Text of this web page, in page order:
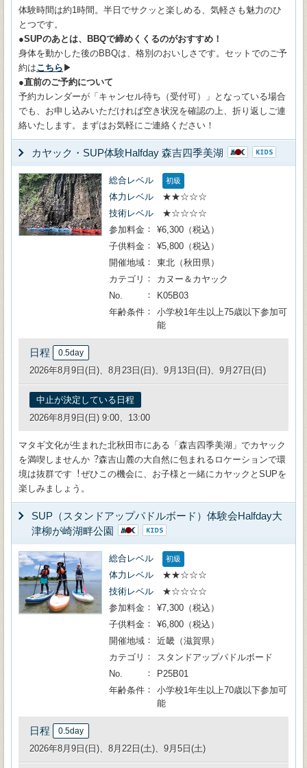
体験時間は約1時間。半日でサクッと楽しめる、気軽さも魅力のひ
とつです。
●SUPのあとは、BBQで締めくくるのがおすすめ！
身体を動かした後のBBQは、格別のおいしさです。セットでのご予
約はこちら ▶
●直前のご予約について
予約カレンダーが「キャンセル待ち（受付可）」となっている場合
でも、お申し込みいただければ空き状況を確認の上、折り返しご連
絡いたします。まずはお気軽にご連絡ください！
カヤック・SUP体験Halfday 森吉四季美湖
総合レベル 初級
体力レベル
★★☆☆☆
技術レベル
★☆☆☆☆
参加料金
¥6,300（税込）
子供料金
¥5,800（税込）
開催地域
東北（秋田県）
カテゴリ
カヌー＆カヤック
No.
K05B03
年齢条件
小学校1年生以上75歳以下参加可
能
日程 0.5day
2026年8月9日(日)、8月23日(日)、9月13日(日)、9月27日(日)
中止が決定している日程
2026年8月9日(日) 9:00、13:00
マタギ⽂化が⽣まれた北秋⽥市にある「森吉四季美湖」でカヤック
を満喫しませんか︖森吉⼭麓の⼤⾃然に包まれるロケーションで環
境は抜群です︕ぜひこの機会に、お⼦様と⼀緒にカヤックとSUPを
楽しみましょう。
SUP（スタンドアップパドルボード）体験会Halfday大
津柳が崎湖畔公園
総合レベル 初級
体力レベル
★★☆☆☆
技術レベル
★☆☆☆☆
参加料金
¥7,300（税込）
子供料金
¥6,800（税込）
開催地域
近畿（滋賀県）
カテゴリ
スタンドアップパドルボード
No.
P25B01
年齢条件
小学校1年生以上70歳以下参加可
能
日程 0.5day
2026年8月9日(日)、8月22日(土)、9月5日(土)